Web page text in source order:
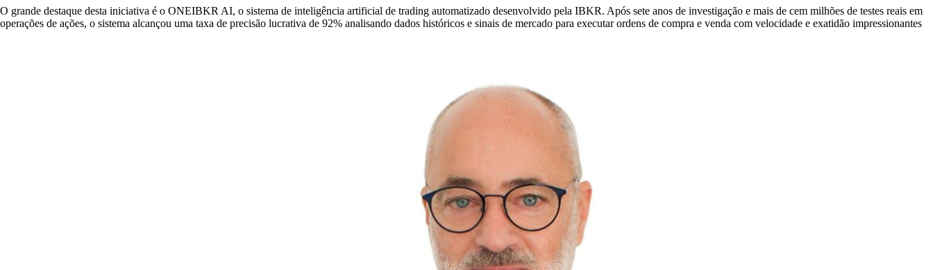
O grande destaque desta iniciativa é o ONEIBKR AI, o sistema de inteligência artificial de trading automatizado desenvolvido pela IBKR. Após sete anos de investigação e mais de cem milhões de testes reais em
operações de ações, o sistema alcançou uma taxa de precisão lucrativa de 92% analisando dados históricos e sinais de mercado para executar ordens de compra e venda com velocidade e exatidão impressionantes